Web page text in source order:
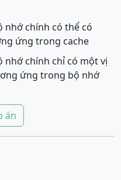
chính có thể có
ứng trong cache
chính chỉ có một vị
án